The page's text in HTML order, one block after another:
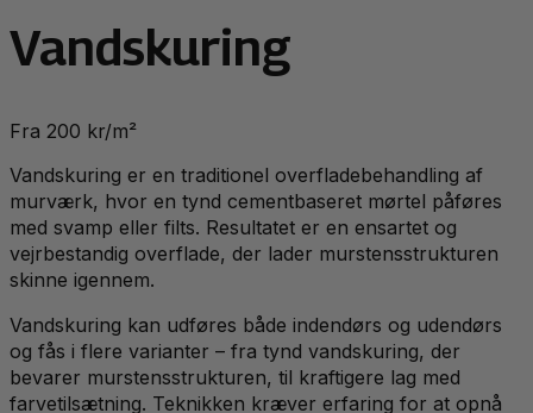
Vandskuring
Fra 200 kr/m²
Vandskuring er en traditionel overfladebehandling af
murværk, hvor en tynd cementbaseret mørtel påføres
med svamp eller filts. Resultatet er en ensartet og
vejrbestandig overflade, der lader murstensstrukturen
skinne igennem.
Vandskuring kan udføres både indendørs og udendørs
og fås i flere varianter – fra tynd vandskuring, der
bevarer murstensstrukturen, til kraftigere lag med
farvetilsætning. Teknikken kræver erfaring for at opnå